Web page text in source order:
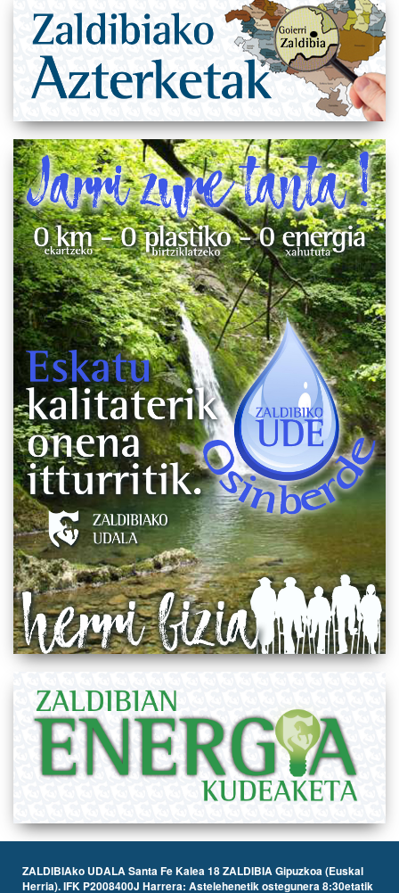
ZALDIBIAko UDALA Santa Fe Kalea 18 ZALDIBIA Gipuzkoa (Euskal
Herria). IFK P2008400J Harrera: Astelehenetik ostegunera 8:30etatik